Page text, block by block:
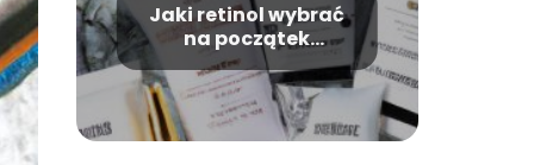
Jaki retinol wybrać
na początek
przygody?